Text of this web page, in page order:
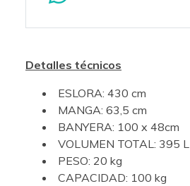
Detalles técnicos
ESLORA: 430 cm
MANGA: 63,5 cm
BANYERA: 100 x 48cm
VOLUMEN TOTAL: 395 L
PESO: 20 kg
CAPACIDAD: 100 kg